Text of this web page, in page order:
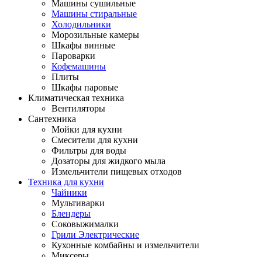
Машины сушильные
Машины стиральные
Холодильники
Морозильные камеры
Шкафы винные
Пароварки
Кофемашины
Плиты
Шкафы паровые
Климатическая техника
Вентиляторы
Сантехника
Мойки для кухни
Смесители для кухни
Фильтры для воды
Дозаторы для жидкого мыла
Измельчители пищевых отходов
Техника для кухни
Чайники
Мультиварки
Блендеры
Соковыжималки
Грили Электрические
Кухонные комбайны и измельчители